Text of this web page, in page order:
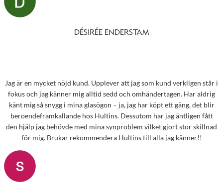
DÉSIRÉE ENDERSTAM
Jag är en mycket nöjd kund. Upplever att jag som kund verkligen står i
fokus och jag känner mig alltid sedd och omhändertagen. Har aldrig
känt mig så snygg i mina glasögon – ja, jag har köpt ett gäng, det blir
beroendeframkallande hos Hultins. Dessutom har jag äntligen fått
den hjälp jag behövde med mina synproblem vilket gjort stor skillnad
för mig. Brukar rekommendera Hultins till alla jag känner!!